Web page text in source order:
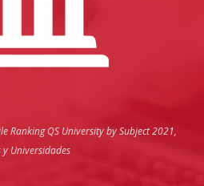
Ranking QS University by Subject 2021,
y Universidades